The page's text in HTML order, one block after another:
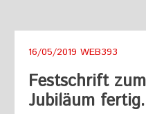
16/05/2019 WEB393
Festschrift
Jubiläum fertig.